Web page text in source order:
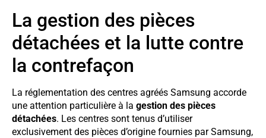
La gestion des pièces
détachées et la lutte contre
la contrefaçon
La réglementation des centres agréés Samsung accorde
une attention particulière à la gestion des pièces
détachées. Les centres sont tenus d’utiliser
exclusivement des pièces d’origine fournies par Samsung,